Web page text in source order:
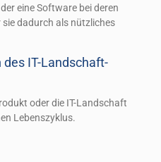
eine Software bei deren
dadurch als nützliches
des IT-Landschaft-
oder die IT-Landschaft
Lebenszyklus.